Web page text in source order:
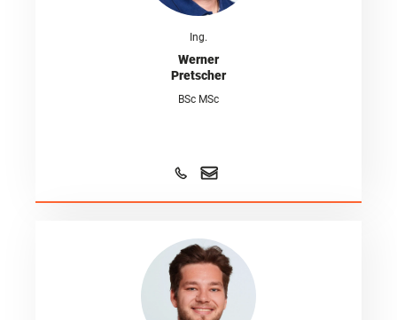
Ing.
Werner
Pretscher
BSc MSc